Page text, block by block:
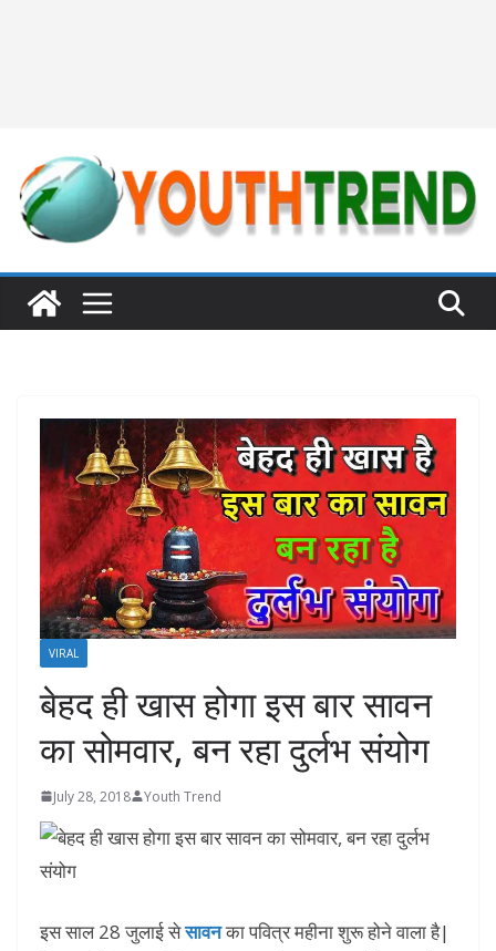
VIRAL
बेहद ही खास होगा इस बार सावन
का सोमवार, बन रहा दुर्लभ संयोग
July 28, 2018 Youth Trend
इस साल 28 जुलाई सेसावनका पवित्र महीना शुरू होने वाला है|